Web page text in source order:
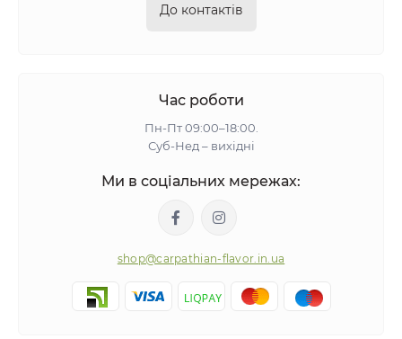
До контактів
Час роботи
Пн-Пт 09:00–18:00.
Суб-Нед – вихідні
Ми в соціальних мережах:
shop@carpathian-flavor.in.ua